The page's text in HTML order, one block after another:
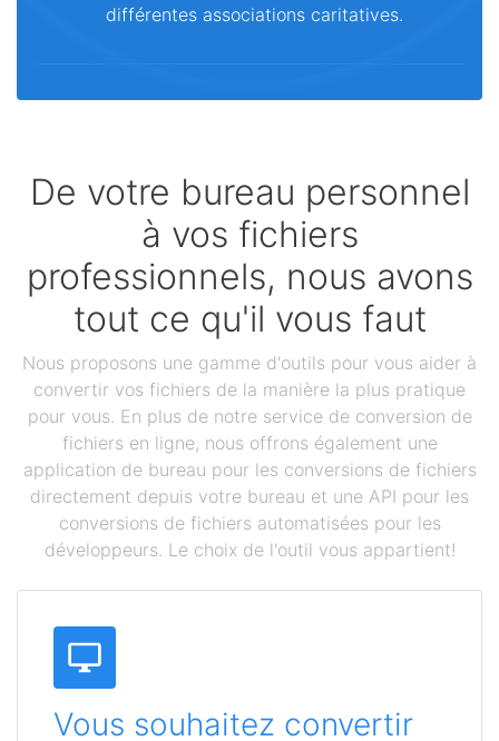
différentes associations caritatives.
De votre bureau personnel
à vos fichiers
professionnels, nous avons
tout ce qu'il vous faut
Nous proposons une gamme d'outils pour vous aider à
convertir vos fichiers de la manière la plus pratique
pour vous. En plus de notre service de conversion de
fichiers en ligne, nous offrons également une
application de bureau pour les conversions de fichiers
directement depuis votre bureau et une API pour les
conversions de fichiers automatisées pour les
développeurs. Le choix de l'outil vous appartient!
Vous souhaitez convertir